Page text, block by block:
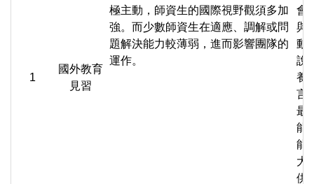
1
國外教育
見習
極主動，師資生的國際視野觀須多加
強。而少數師資生在適應、調解或問
題解決能力較薄弱，進而影響團隊的
運作。
會
與
動
說
養
言
最
能
能
大
供